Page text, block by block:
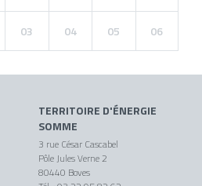
03 04 05 06
TERRITOIRE D'ÉNERGIE
SOMME
3 rue César Cascabel
Pôle Jules Verne 2
80440 Boves